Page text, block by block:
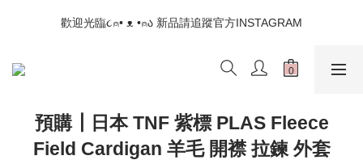
📣如果遇到結帳沒有反應，請另開瀏覽器 (不要直接從ig連結網站
下單)
歡迎光臨૮⍝• ᴥ •⍝ა 新品請追蹤官方INSTAGRAM
📣如果遇到結帳沒有反應，請另開瀏覽器 (不要直接從ig連結網站
預購┃日本 TNF 紫標 PLAS Fleece
Field Cardigan 羊毛 開襟 拉鍊 外套